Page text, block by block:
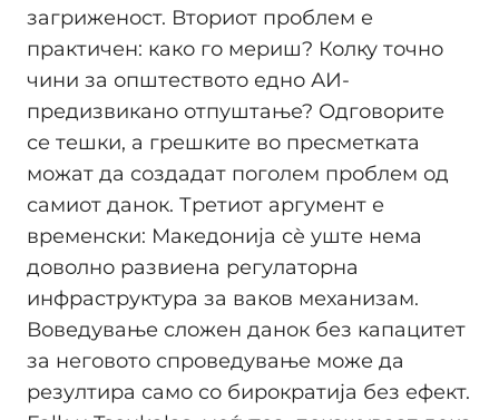
загриженост. Вториот проблем е
практичен: како го мериш? Колку точно
чини за општеството едно АИ-
предизвикано отпуштање? Одговорите
се тешки, а грешките во пресметката
можат да создадат поголем проблем од
самиот данок. Третиот аргумент е
временски: Македонија сè уште нема
доволно развиена регулаторна
инфраструктура за ваков механизам.
Воведување сложен данок без капацитет
за неговото спроведување може да
резултира само со бирократија без ефект.